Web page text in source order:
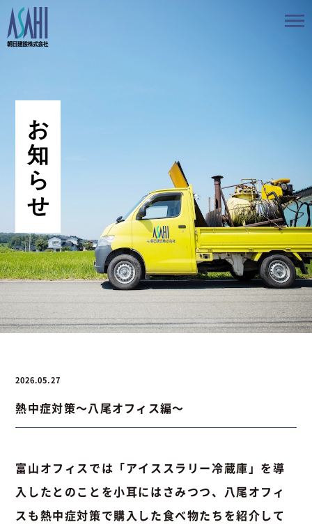
事業案内
会社情報
採用情報
お知らせ
BLOG
お問い合わせ
お問い合わせ 076-441-3201 Instagram
2026.05.27
熱中症対策～八尾オフィス編～
富山オフィスでは「アイススラリー冷蔵庫」を導
入したとのことを小耳にはさみつつ、八尾オフィ
スも熱中症対策で購入した食べ物たちを紹介して